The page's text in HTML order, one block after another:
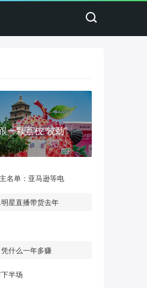
一颗荔枝“较劲”
名单：亚马逊等电
星直播带货去年
什么一年多赚
半场